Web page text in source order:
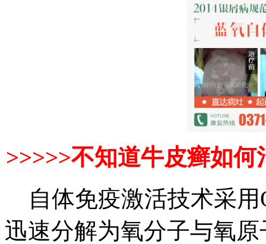
>>>>>不知道牛皮癣如
自体免疫激活技术采用
迅速分解为氧分子与氧